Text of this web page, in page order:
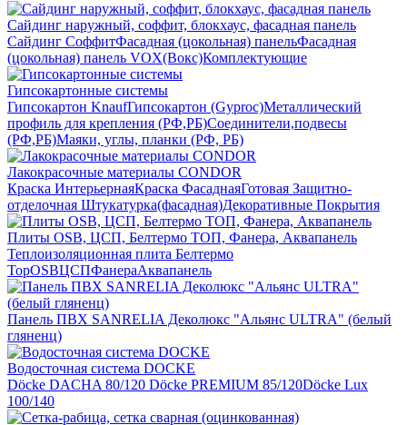
Сайдинг наружный, соффит, блокхаус, фасадная панель
Сайдинг СоффитФасадная (цокольная) панельФасадная
(цокольная) панель VOX(Вокс)Комплектующие
Гипсокартонные системы
Гипсокартон KnaufГипсокартон (Gyproc)Металлический
профиль для крепления (РФ,РБ)Соединители,подвесы
(РФ,РБ)Маяки, углы, планки (РФ, РБ)
Лакокрасочные материалы CONDOR
Краска ИнтерьернаяКраска ФасаднаяГотовая Защитно-
отделочная Штукатурка(фасадная)Декоративные Покрытия
Плиты OSB, ЦСП, Белтермо ТОП, Фанера, Аквапанель
Теплоизоляционная плита Белтермо
TopOSBЦСПФанераАквапанель
Панель ПВХ SANRELIA Деколюкс "Альянс ULTRA" (белый
гляненц)
Водосточная система DOCKE
Döсkе DACHA 80/120 Döcke PREMIUM 85/120Döсkе Luх
100/140